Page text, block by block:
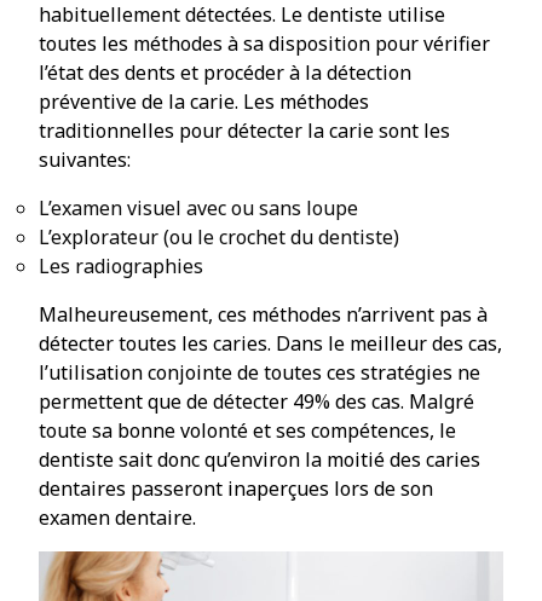
habituellement détectées. Le dentiste utilise
toutes les méthodes à sa disposition pour vérifier
l’état des dents et procéder à la détection
préventive de la carie. Les méthodes
traditionnelles pour détecter la carie sont les
suivantes:
L’examen visuel avec ou sans loupe
L’explorateur (ou le crochet du dentiste)
Les radiographies
Malheureusement, ces méthodes n’arrivent pas à
détecter toutes les caries. Dans le meilleur des cas,
l’utilisation conjointe de toutes ces stratégies ne
permettent que de détecter 49% des cas. Malgré
toute sa bonne volonté et ses compétences, le
dentiste sait donc qu’environ la moitié des caries
dentaires passeront inaperçues lors de son
examen dentaire.